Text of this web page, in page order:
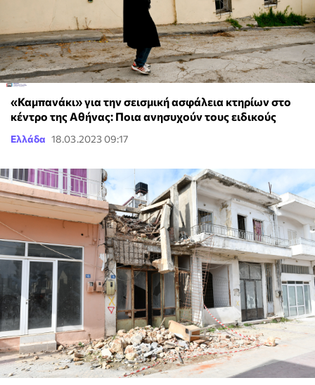
«Καμπανάκι» για την σεισμική ασφάλεια κτηρίων στο
κέντρο της Αθήνας: Ποια ανησυχούν τους ειδικούς
Ελλάδα 18.03.2023 09:17